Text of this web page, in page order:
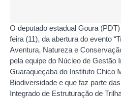
O deputado estadual Goura
feira (11), da abertura do evento
Aventura, Natureza e
pela equipe do Núcleo de Gestão
Guaraqueçaba do Instituto Chico
Biodiversidade e que faz parte
Integrado de Estruturação de